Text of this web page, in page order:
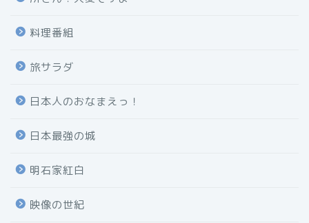
料理番組
旅サラダ
日本人のおなまえっ！
日本最強の城
明石家紅白
映像の世紀